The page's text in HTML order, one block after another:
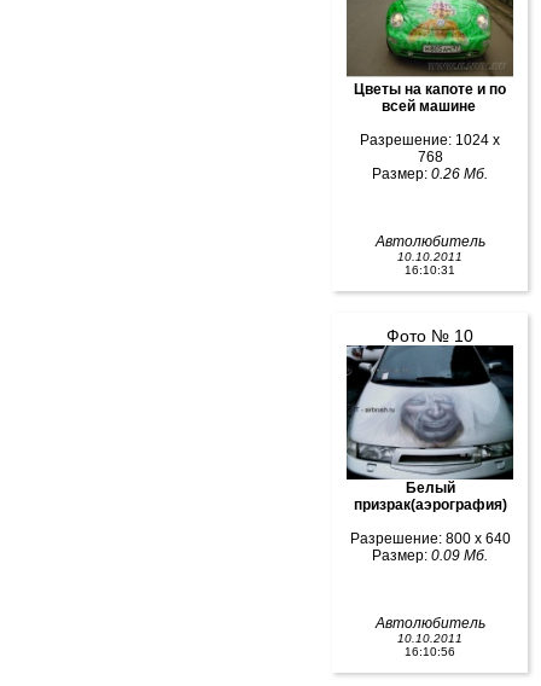
Цветы на капоте и по
всей машине
Разрешение: 1024 x
768
Размер: 0.26 Мб.
Автолюбитель
10.10.2011
16:10:31
Фото № 10
Белый
призрак(аэрография)
Разрешение: 800 x 640
Размер: 0.09 Мб.
Автолюбитель
10.10.2011
16:10:56